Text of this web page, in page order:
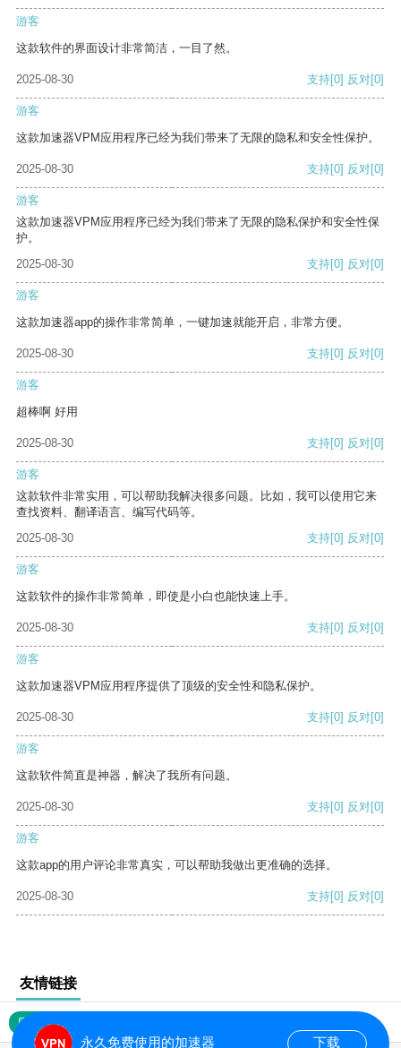
游客
这款软件的界面设计非常简洁，一目了然。
2025-08-30 支持[0] 反对[0]
游客
这款加速器VPM应用程序已经为我们带来了无限的隐私和安全性保护。
2025-08-30 支持[0] 反对[0]
游客
这款加速器VPM应用程序已经为我们带来了无限的隐私保护和安全性保
护。
2025-08-30
支持[0] 反对[0]
游客
这款加速器app的操作非常简单，一键加速就能开启，非常方便。
2025-08-30 支持[0] 反对[0]
游客
超棒啊 好用
2025-08-30 支持[0] 反对[0]
游客
这款软件非常实用，可以帮助我解决很多问题。比如，我可以使用它来
查找资料、翻译语言、编写代码等。
2025-08-30
支持[0] 反对[0]
游客
这款软件的操作非常简单，即使是小白也能快速上手。
2025-08-30 支持[0] 反对[0]
游客
这款加速器VPM应用程序提供了顶级的安全性和隐私保护。
2025-08-30 支持[0] 反对[0]
游客
这款软件简直是神器，解决了我所有问题。
2025-08-30 支持[0] 反对[0]
游客
这款app的用户评论非常真实，可以帮助我做出更准确的选择。
2025-08-30 支持[0] 反对[0]
友情链接
网站地图
永久免费使用的加速器 下载